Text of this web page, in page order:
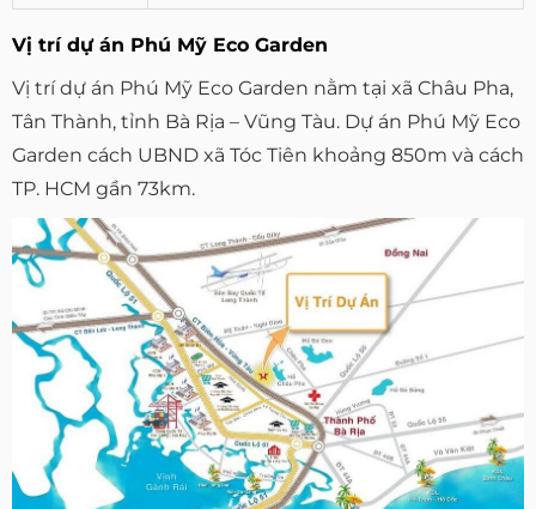
Vị trí dự án Phú Mỹ Eco Garden
Vị trí dự án Phú Mỹ Eco Garden nằm tại xã Châu Pha,
Tân Thành, tỉnh Bà Rịa – Vũng Tàu. Dự án Phú Mỹ Eco
Garden cách UBND xã Tóc Tiên khoảng 850m và cách
TP. HCM gần 73km.